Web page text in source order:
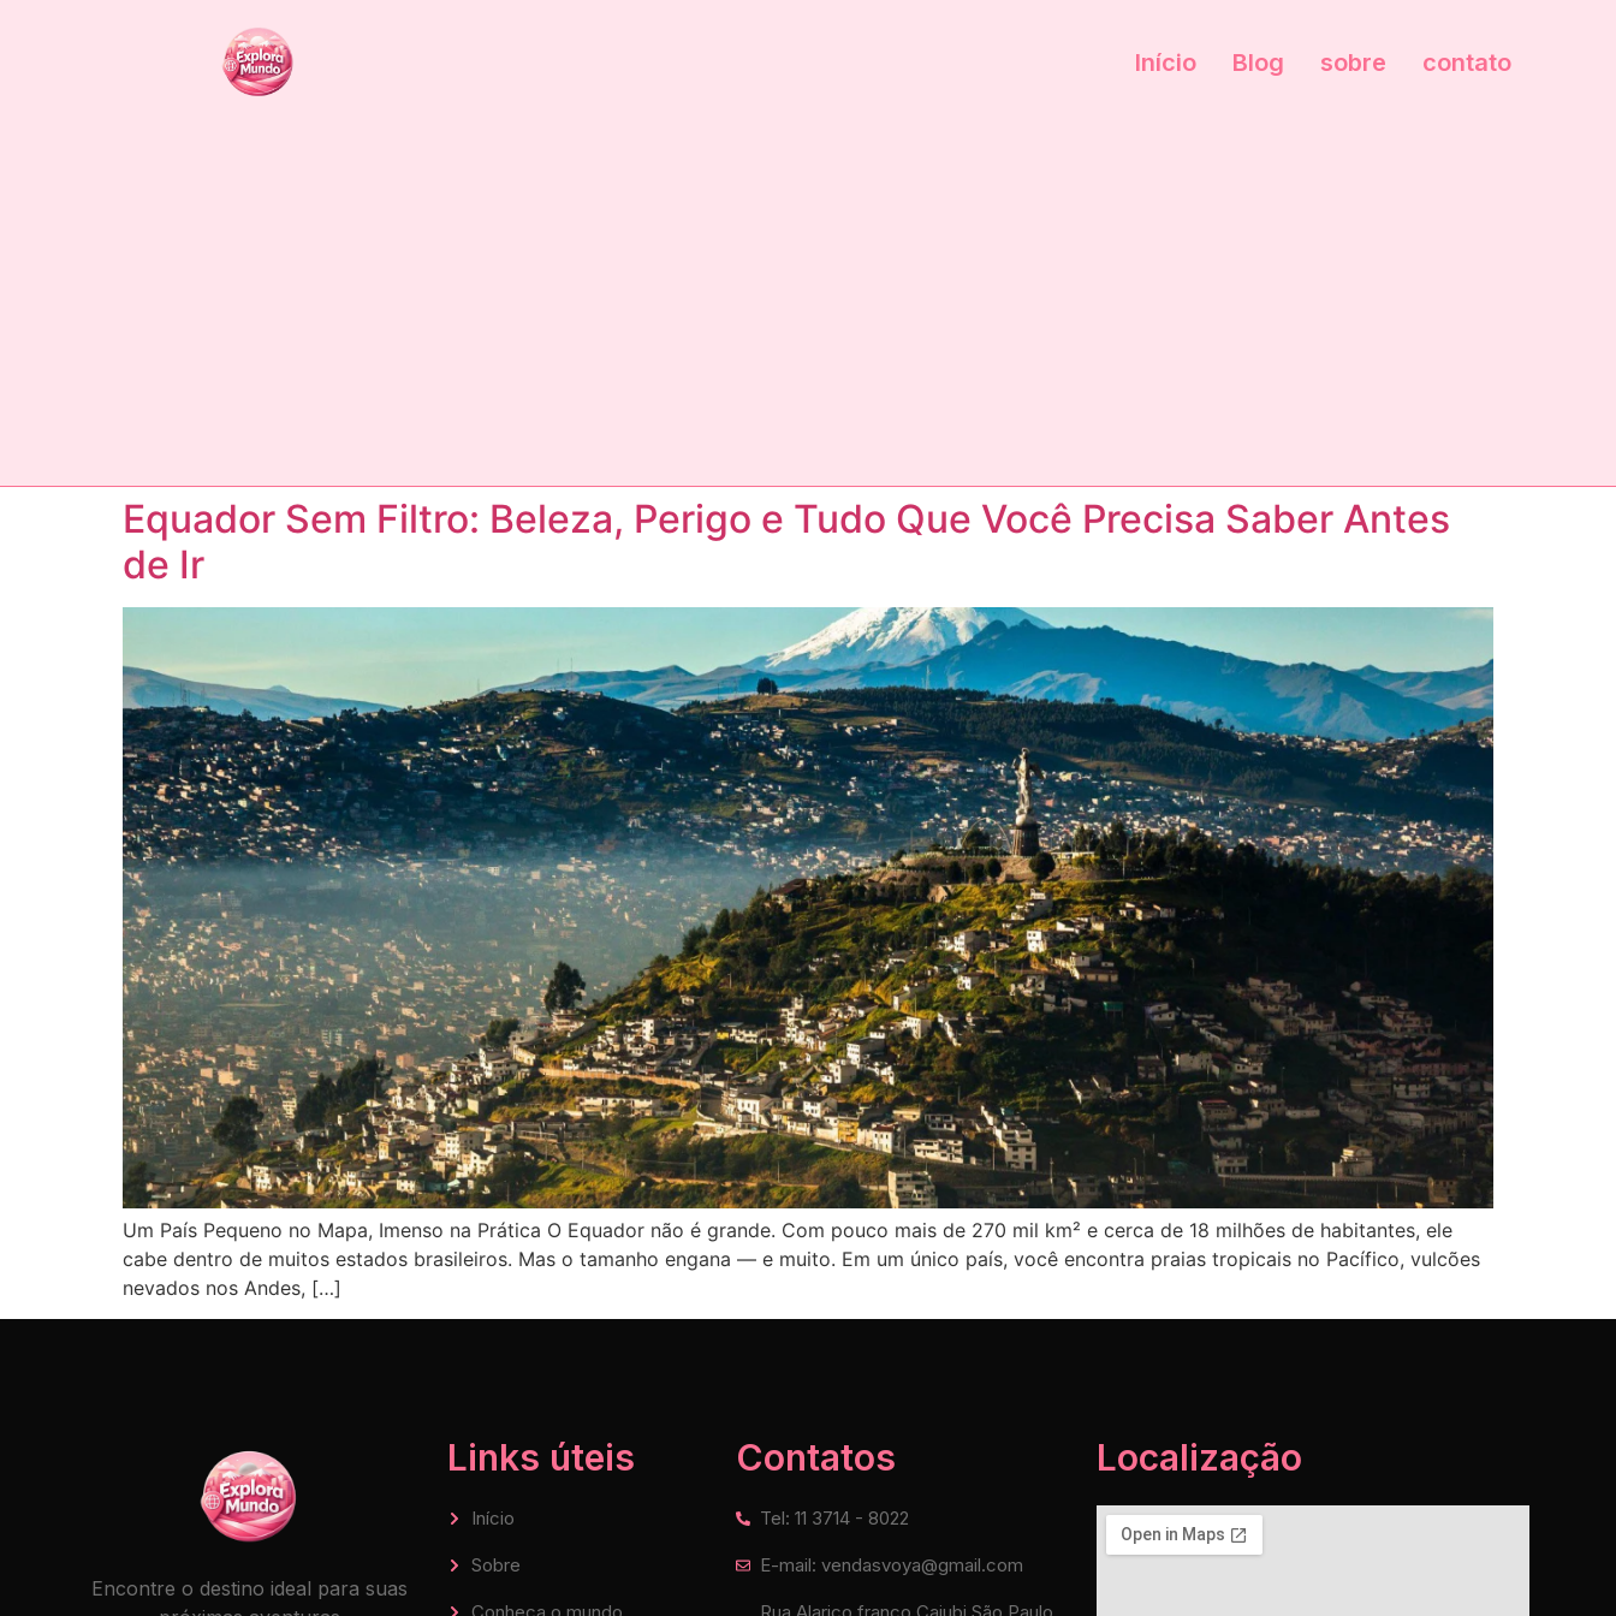
Início Blog sobre contato
Equador Sem Filtro: Beleza, Perigo e Tudo Que Você Precisa Saber Antes
de Ir
Um País Pequeno no Mapa, Imenso na Prática O Equador não é grande. Com pouco mais de 270 mil km² e cerca de 18 milhões de habitantes, ele
cabe dentro de muitos estados brasileiros. Mas o tamanho engana — e muito. Em um único país, você encontra praias tropicais no Pacífico, vulcões
nevados nos Andes, […]
Encontre o destino ideal para suas
Links úteis
Início
Sobre
Contatos
Tel: 11 3714 - 8022
E-mail: vendasvoya@gmail.com
Localização